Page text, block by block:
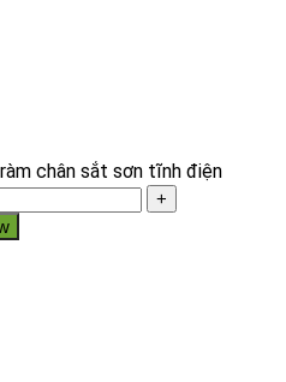
chân sắt sơn tĩnh điện